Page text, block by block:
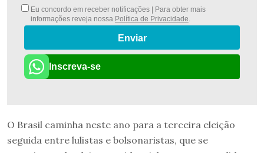
Eu concordo em receber notificações | Para obter mais
informações reveja nossa Política de Privacidade.
Enviar
Inscreva-se
O Brasil caminha neste ano para a terceira eleição
seguida entre lulistas e bolsonaristas, que se